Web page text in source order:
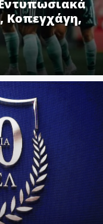
Κοπεγχάγη,